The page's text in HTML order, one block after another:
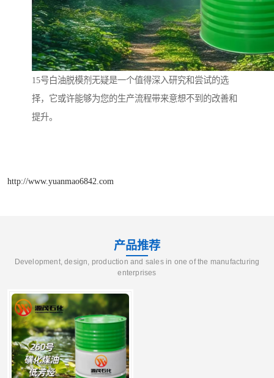
15号白油脱模剂无疑是一个值得深入研究和尝试的选
择，它或许能够为您的生产流程带来意想不到的改善和
提升。
http://www.yuanmao6842.com
产品推荐
Development, design, production and sales in one of the manufacturing
enterprises